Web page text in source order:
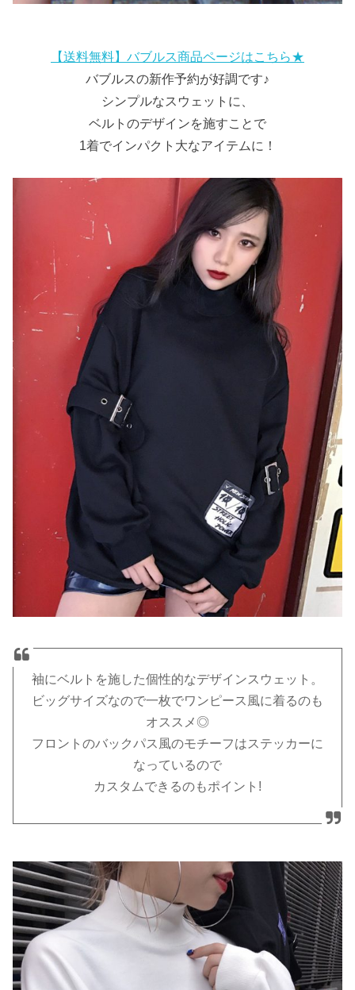
【送料無料】バブルス商品ページはこちら★
バブルスの新作予約が好調です♪
シンプルなスウェットに、
ベルトのデザインを施すことで
1着でインパクト大なアイテムに！
袖にベルトを施した個性的なデザインスウェット。
ビッグサイズなので一枚でワンピース風に着るのも
オススメ◎
フロントのバックパス風のモチーフはステッカーに
なっているので
カスタムできるのもポイント!